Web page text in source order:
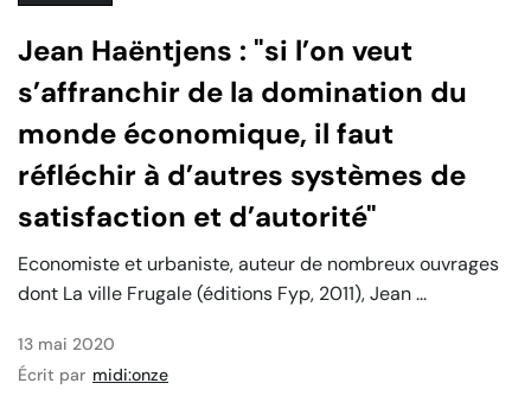
Jean Haëntjens : "si l’on veut
s’affranchir de la domination du
monde économique, il faut
réfléchir à d’autres systèmes de
satisfaction et d’autorité"
Economiste et urbaniste, auteur de nombreux ouvrages
dont La ville Frugale (éditions Fyp, 2011), Jean ...
13 mai 2020
Écrit par midi:onze